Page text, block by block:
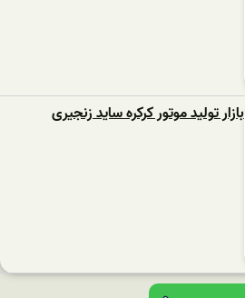
بازار تولید موتور کرکره ساید زنجیری